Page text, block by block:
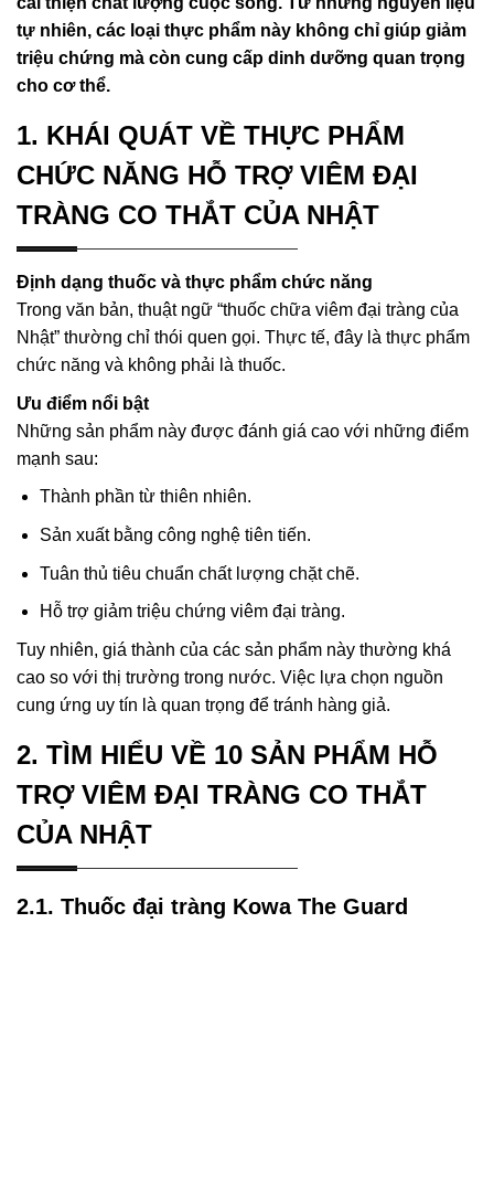
tự nhiên, các loại thực phẩm này không chỉ giúp giảm
triệu chứng mà còn cung cấp dinh dưỡng quan trọng
cho cơ thể.
1. KHÁI QUÁT VỀ THỰC PHẨM
CHỨC NĂNG HỖ TRỢ VIÊM ĐẠI
TRÀNG CO THẮT CỦA NHẬT
Định dạng thuốc và thực phẩm chức năng
Trong văn bản, thuật ngữ “thuốc chữa viêm đại tràng của
Nhật” thường chỉ thói quen gọi. Thực tế, đây là thực phẩm
chức năng và không phải là thuốc.
Ưu điểm nổi bật
Những sản phẩm này được đánh giá cao với những điểm
mạnh sau:
Thành phần từ thiên nhiên.
Sản xuất bằng công nghệ tiên tiến.
Tuân thủ tiêu chuẩn chất lượng chặt chẽ.
Hỗ trợ giảm triệu chứng viêm đại tràng.
Tuy nhiên, giá thành của các sản phẩm này thường khá
cao so với thị trường trong nước. Việc lựa chọn nguồn
cung ứng uy tín là quan trọng để tránh hàng giả.
2. TÌM HIỂU VỀ 10 SẢN PHẨM HỖ
TRỢ VIÊM ĐẠI TRÀNG CO THẮT
CỦA NHẬT
2.1. Thuốc đại tràng Kowa The Guard